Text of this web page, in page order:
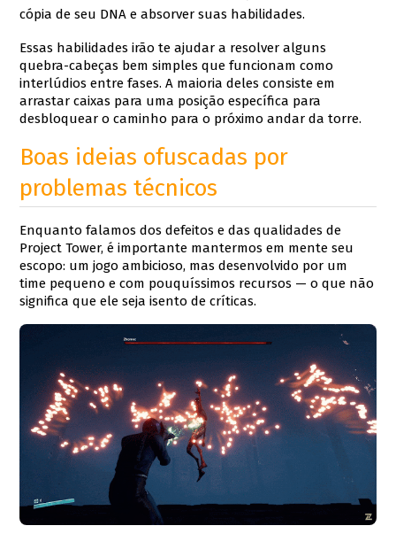
cópia de seu DNA e absorver suas habilidades.
Essas habilidades irão te ajudar a resolver alguns
quebra-cabeças bem simples que funcionam como
interlúdios entre fases. A maioria deles consiste em
arrastar caixas para uma posição específica para
desbloquear o caminho para o próximo andar da torre.
Boas ideias ofuscadas por
problemas técnicos
Enquanto falamos dos defeitos e das qualidades de
Project Tower, é importante mantermos em mente seu
escopo: um jogo ambicioso, mas desenvolvido por um
time pequeno e com pouquíssimos recursos — o que não
significa que ele seja isento de críticas.